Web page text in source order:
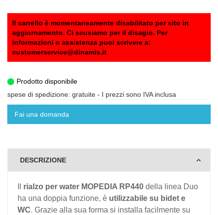
Il carrello è momentaneamente disabilitato per sito in
aggiornamento. Ci scusiamo per il disagio. Per
informazioni o assistenza puoi scrivere a:
customerservice@dinamis.it
Prodotto disponibile
spese di spedizione: gratuite - I prezzi sono IVA inclusa
Fai una domanda
DESCRIZIONE
rialzo per water MOPEDIA RP440 della linea Duo
ha una doppia funzione, è utilizzabile su bidet e
WC. Grazie alla sua forma si installa facilmente su